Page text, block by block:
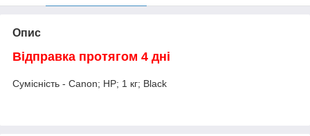
Опис
Відправка протягом 4 дні
Сумісність - Canon; HP; 1 кг; Black